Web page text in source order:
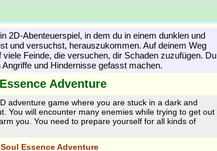
2D-Abenteuerspiel, in dem du in einem dunklen und
und versuchst, herauszukommen. Auf deinem Weg
Feinde, die versuchen, dir Schaden zuzufügen. Du
und Hindernisse gefasst machen.
Adventure
adventure game where you are stuck in a dark and
You will encounter many enemies while trying to get out
you. You need to prepare yourself for all kinds of
Soul Essence Adventure